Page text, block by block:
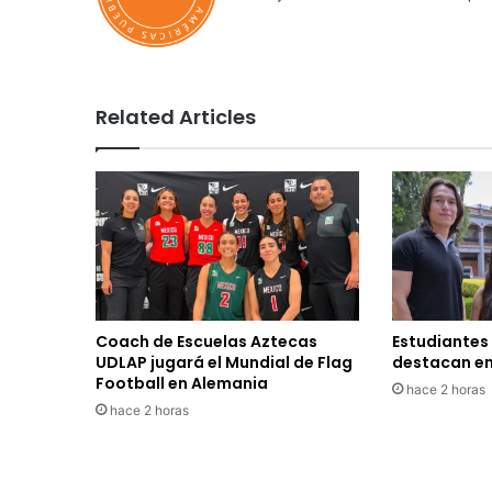
Related Articles
Coach de Escuelas Aztecas
UDLAP jugará el Mundial de Flag
Football en Alemania
hace 2 horas
Estudiantes
destacan
hace 2 horas